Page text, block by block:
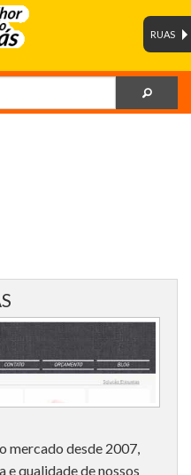
RUAS
mercado desde 2007,
e qualidade de nossos